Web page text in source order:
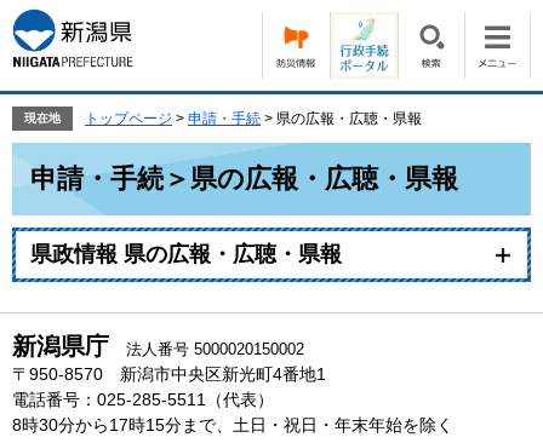
ー
ジ
の
頭
す。
ニ
ュ
ー
飛
て
本
文
現在地 トップページ > 申請・手続 > 県の広報・広聴・県報
申請・手続＞県の広報・広聴・県報
県政情報 県の広報・広聴・県報
新潟県庁 法人番号 5000020150002
〒950-8570 新潟市中央区新光町4番地1
電話番号：025-285-5511（代表）
8時30分から17時15分まで、土日・祝日・年末年始を除く